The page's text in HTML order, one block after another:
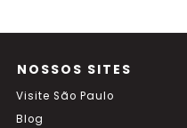
NOSSOS SITES
Visite São Paulo
Blog